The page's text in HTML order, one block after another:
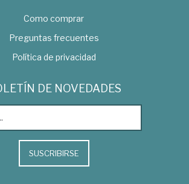
Como comprar
Preguntas frecuentes
Política de privacidad
DE NOVEDADES
SUSCRIBIRSE